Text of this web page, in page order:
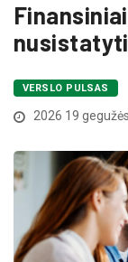
VERSLO PULSAS
2026 19 gegužės